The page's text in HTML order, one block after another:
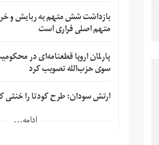
بازداشت شش متهم به ربایش و
متهم اصلی فراری است
پارلمان اروپا قطعنامه‌ای در
سوی حزب‌الله تصویب کرد
ارتش سودان: طرح کودتا را خنثی
ادامه...